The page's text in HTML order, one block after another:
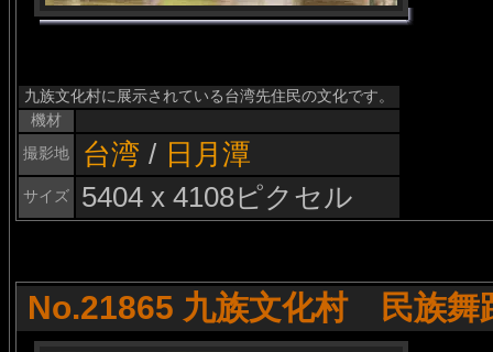
九族文化村に展示されている台湾先住民の文化です。
機材
撮影地
台湾 / 日月潭
サイズ 5404 x 4108ピクセル
No.21865 九族文化村 民族舞